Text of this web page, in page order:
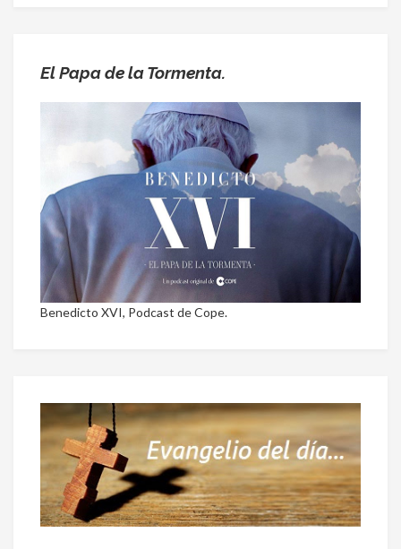
El Papa de la Tormenta.
Benedicto XVI, Podcast de Cope.